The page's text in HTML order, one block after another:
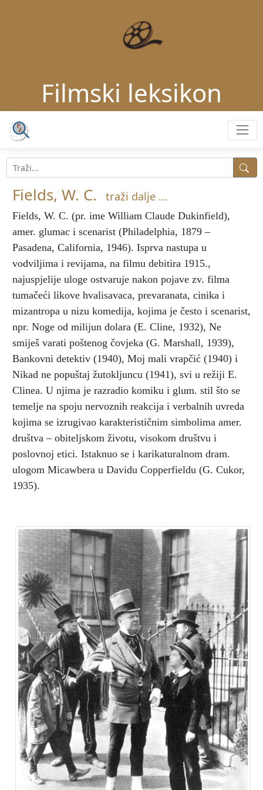
Filmski leksikon
Fields, W. C. traži dalje ...
Fields, W. C. (pr. ime William Claude Dukinfield),
amer. glumac i scenarist (Philadelphia, 1879 –
Pasadena, California, 1946). Isprva nastupa u
vodviljima i revijama, na filmu debitira 1915.,
najuspjelije uloge ostvaruje nakon pojave zv. filma
tumačeći likove hvalisavaca, prevaranata, cinika i
mizantropa u nizu komedija, kojima je često i scenarist,
npr. Noge od milijun dolara (E. Cline, 1932), Ne
smiješ varati poštenog čovjeka (G. Marshall, 1939),
Bankovni detektiv (1940), Moj mali vrapčić (1940) i
Nikad ne popuštaj žutokljuncu (1941), svi u režiji E.
Clinea. U njima je razradio komiku i glum. stil što se
temelje na spoju nervoznih reakcija i verbalnih uvreda
kojima se izrugivao karakterističnim simbolima amer.
društva – obiteljskom životu, visokom društvu i
poslovnoj etici. Istaknuo se i karikaturalnom dram.
ulogom Micawbera u Davidu Copperfieldu (G. Cukor,
1935).